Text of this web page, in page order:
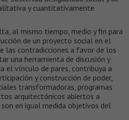
y cuantitativamente
al mismo tiempo, medio y fin para
de un proyecto social en el
las contradicciones a favor de los
una herramienta de discusión y
el vínculo de pares, contribuya a
y construcción de poder,
transformadoras, programas
arquitectónicos abiertos a
en igual medida objetivos del